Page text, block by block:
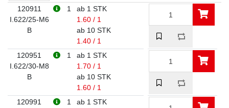
120911
I.622/25-M6
B
1
ab 1 STK
1.60 / 1
ab 10 STK
1.40 / 1
120951
I.622/30-M8
B
1
ab 1 STK
1.70 / 1
ab 10 STK
1.60 / 1
120991
1
ab 1 STK